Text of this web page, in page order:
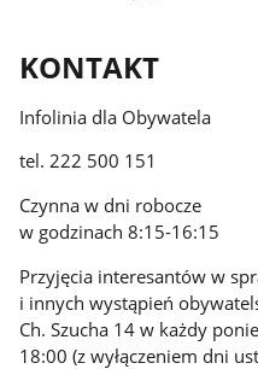
KONTAKT
Infolinia dla Obywatela
tel. 222 500 151
Czynna w dni robocze
w godzinach 8:15-16:15
Przyjęcia interesantów w
i innych wystąpień
Ch. Szucha 14 w każdy
18:00 (z wyłączeniem dni